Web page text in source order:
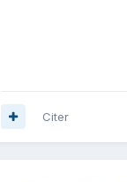
Citer